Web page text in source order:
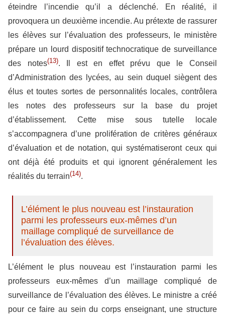
éteindre l’incendie qu’il a déclenché. En réalité, il
provoquera un deuxième incendie. Au prétexte de rassurer
les élèves sur l’évaluation des professeurs, le ministère
prépare un lourd dispositif technocratique de surveillance
des notes(13). Il est en effet prévu que le Conseil
d’Administration des lycées, au sein duquel siègent des
élus et toutes sortes de personnalités locales, contrôlera
les notes des professeurs sur la base du projet
d’établissement. Cette mise sous tutelle locale
s’accompagnera d’une prolifération de critères généraux
d’évaluation et de notation, qui systématiseront ceux qui
ont déjà été produits et qui ignorent généralement les
réalités du terrain(14).
L’élément le plus nouveau est l’instauration
parmi les professeurs eux-mêmes d’un
maillage compliqué de surveillance de
l’évaluation des élèves.
L’élément le plus nouveau est l’instauration parmi les
professeurs eux-mêmes d’un maillage compliqué de
surveillance de l’évaluation des élèves. Le ministre a créé
pour ce faire au sein du corps enseignant, une structure